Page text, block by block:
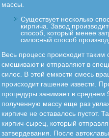
массы.
Существует несколько
кирпича. Завод
способ, который менее
силосный способ
Весь процесс происходит
смешивают и отправляют в
силос. В этой емкости смесь
происходит гашение извести.
процедуры занимает в среднем
полученную массу еще раз
кирпиче не оставалось пустот.
кирпич-сырец, который
затвердевания. После